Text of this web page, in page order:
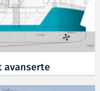
avanserte